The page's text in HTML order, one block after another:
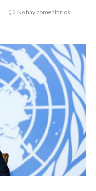
No hay comentarios